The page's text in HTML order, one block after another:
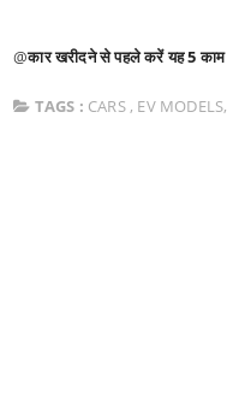
@कार खरीदने से पहले करें यह 5 काम
TAGS : CARS , EV MODELS,